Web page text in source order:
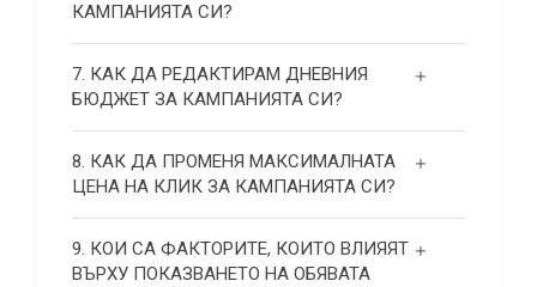
КАМПАНИЯТА СИ?
7. КАК ДА РЕДАКТИРАМ ДНЕВНИЯ
БЮДЖЕТ ЗА КАМПАНИЯТА СИ?
8. КАК ДА ПРОМЕНЯ МАКСИМАЛНАТА
ЦЕНА НА КЛИК ЗА КАМПАНИЯТА СИ?
9. КОИ СА ФАКТОРИТЕ, КОИТО ВЛИЯЯТ
ВЪРХУ ПОКАЗВАНЕТО НА ОБЯВАТА